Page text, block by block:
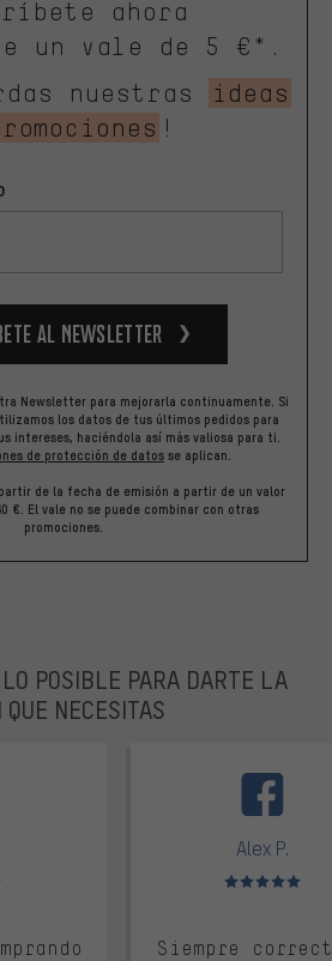
ahora
un vale de 5 €*.
nuestras
ideas
!
al newsletter
Newsletter para mejorarla continuamente. Si
los datos de tus últimos pedidos para
intereses, haciéndola así más valiosa para ti.
de protección de datos se aplican.
de la fecha de emisión a partir de un valor
€. El vale no se puede combinar con otras
promociones.
LO POSIBLE PARA DARTE LA
QUE NECESITAS
5 de 5
Alex P.
Valoración
Siempre